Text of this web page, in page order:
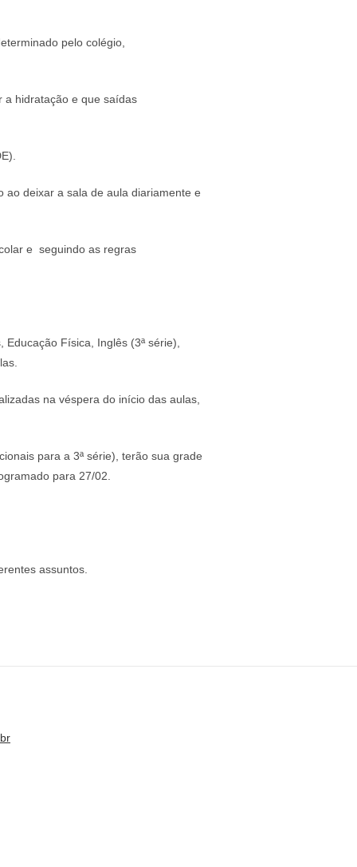
pelo colégio,
a hidratação e que saídas
ao deixar a sala de aula diariamente e
e seguindo as regras
Física, Inglês (3ª série),
na véspera do início das aulas,
para a 3ª série), terão sua grade
para 27/02.
assuntos.
br